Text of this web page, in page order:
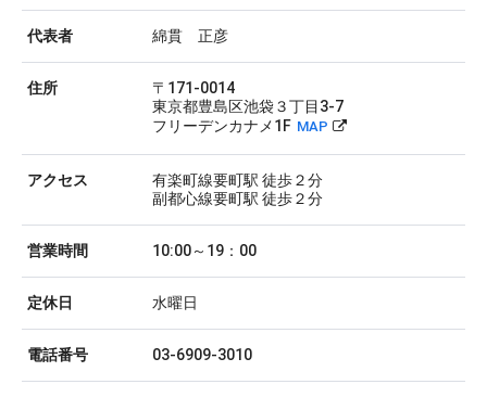
代表者 綿貫 正彦
住所
〒171-0014
東京都豊島区池袋３丁目3-7
フリーデンカナメ1F MAP
アクセス
有楽町線要町駅 徒歩２分
副都心線要町駅 徒歩２分
営業時間 10:00～19：00
定休日 水曜日
電話番号 03-6909-3010